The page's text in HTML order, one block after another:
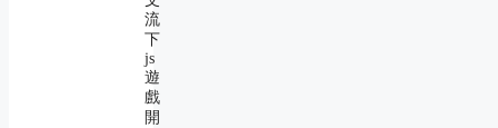
流
下
js
遊
戲
開